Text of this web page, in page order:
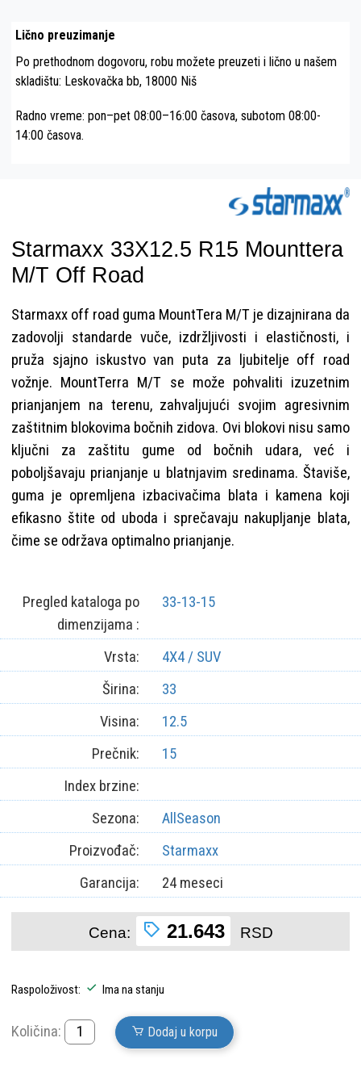
Lično preuzimanje
Po prethodnom dogovoru, robu možete preuzeti i lično u našem
skladištu: Leskovačka bb, 18000 Niš
Radno vreme: pon–pet 08:00–16:00 časova, subotom 08:00-
14:00 časova.
Starmaxx 33X12.5 R15 Mounttera
M/T Off Road
Starmaxx off road guma MountTera M/T je dizajnirana da
zadovolji standarde vuče, izdržljivosti i elastičnosti, i
pruža sjajno iskustvo van puta za ljubitelje off road
vožnje. MountTerra M/T se može pohvaliti izuzetnim
prianjanjem na terenu, zahvaljujući svojim agresivnim
zaštitnim blokovima bočnih zidova. Ovi blokovi nisu samo
ključni za zaštitu gume od bočnih udara, već i
poboljšavaju prianjanje u blatnjavim sredinama. Štaviše,
guma je opremljena izbacivačima blata i kamena koji
efikasno štite od uboda i sprečavaju nakupljanje blata,
čime se održava optimalno prianjanje.
Pregled kataloga po
dimenzijama :
33-13-15
Vrsta:
4X4 / SUV
Širina:
33
Visina:
12.5
Prečnik:
15
Index brzine:
Sezona:
AllSeason
Proizvođač:
Starmaxx
Garancija:
24 meseci
Cena: 21.643 RSD
Raspoloživost: Ima na stanju
Količina: Dodaj u korpu